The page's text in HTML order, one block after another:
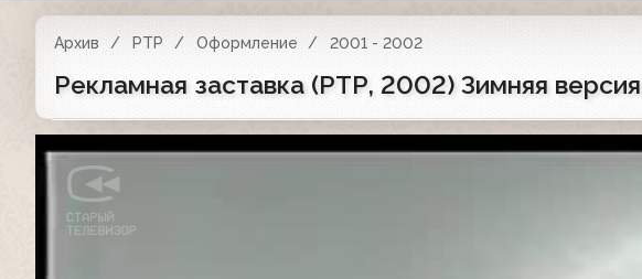
Архив РТР Оформление 2001 - 2002
Рекламная заставка (РТР, 2002) Зимняя версия